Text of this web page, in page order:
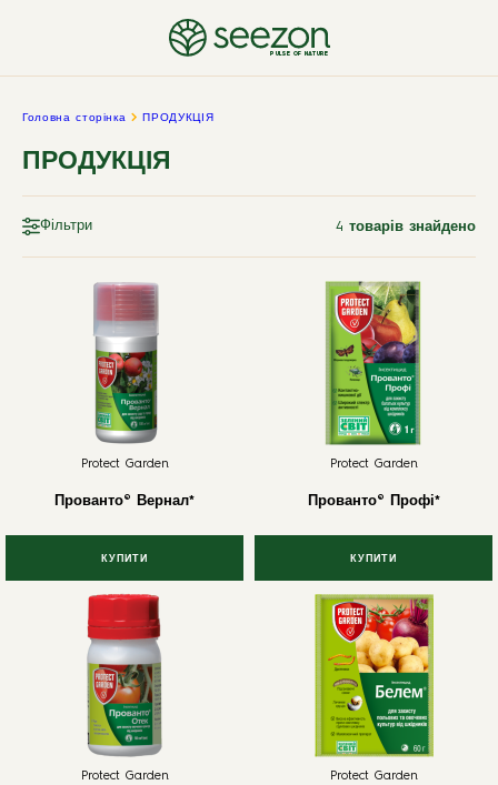
PULSE OF NATURE
Головна сторінка ПРОДУКЦІЯ
ПРОДУКЦІЯ
Фільтри 4 товарів знайдено
Protect Garden
Прованто® Вернал*
КУПИТИ
Protect Garden
Прованто® Профі*
КУПИТИ
Protect Garden Protect Garden